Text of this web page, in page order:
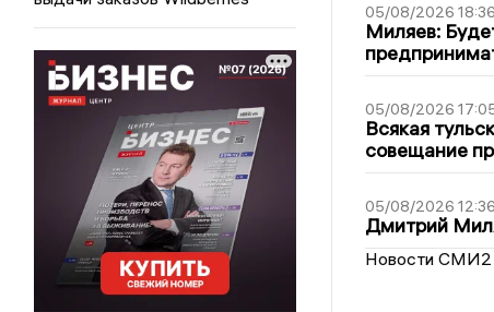
05/08/2026 18:36
Миляев:
05/08/2026
Всякая
совещание
05/08/2026 12:36
Дмитрий
Новости СМИ2